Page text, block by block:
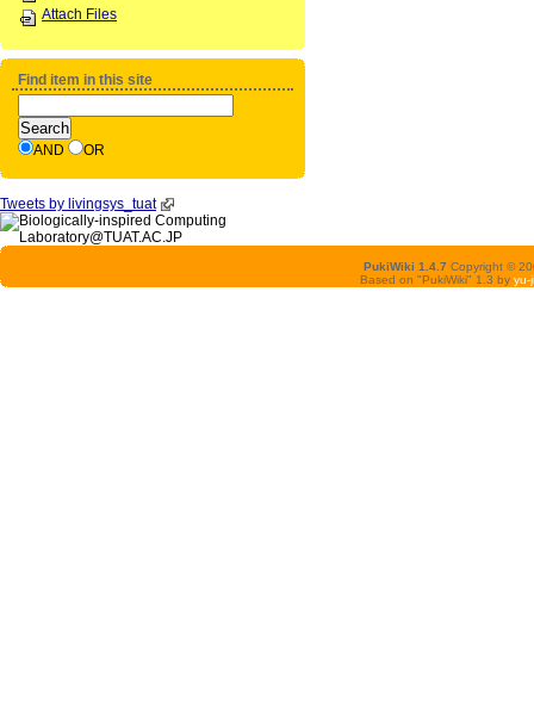
Attach Files
Find item in this site
AND OR
Tweets by livingsys_tuat
PukiWiki 1.4.7 Copyright ©
Based on "PukiWiki" 1.3 by yu-ji